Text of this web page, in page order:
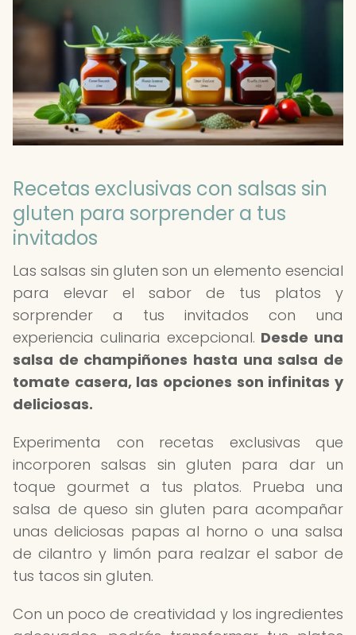
Recetas exclusivas con salsas sin
gluten para sorprender a tus
invitados
Las salsas sin gluten son un elemento esencial
para elevar el sabor de tus platos y
sorprender a tus invitados con una
experiencia culinaria excepcional. Desde una
salsa de champiñones hasta una salsa de
tomate casera, las opciones son infinitas y
deliciosas.
Experimenta con recetas exclusivas que
incorporen salsas sin gluten para dar un
toque gourmet a tus platos. Prueba una
salsa de queso sin gluten para acompañar
unas deliciosas papas al horno o una salsa
de cilantro y limón para realzar el sabor de
tus tacos sin gluten.
Con un poco de creatividad y los ingredientes